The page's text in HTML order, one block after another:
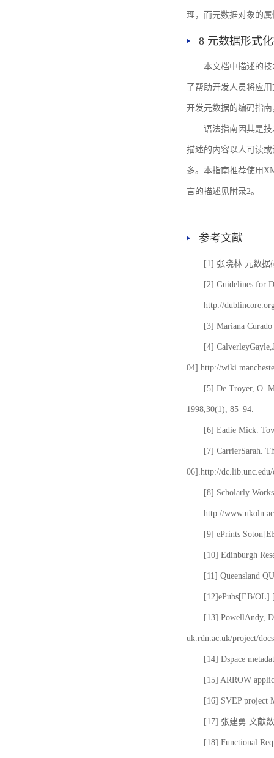
理，而元数据对象的
8 元数据形式
本文档中描述的
了帮助开发人员将应
开发元数据的编码指
语法指南因其是
描述的内容以人可读
多。本指南推荐使用
言的描述见附录2。
参考文献
[1] 张晓林.元数据
[2] Guidelines for
http://
[3] Mariana
[4]
04].http://
[5] De Troyer, O.
1998,30(1), 85–94.
[6] Eadie Mick.
[7] CarrierSarah.
06].http://
[8] Scholarly
http://
[9] ePrints
[10] Edinburgh
[11] Queensland
[12]ePubs[EB/
[13] PowellAndy,
uk.rdn.ac.uk/project/
[14] Dspace
[15] ARROW
[16] SVEP project
[17] 张建勇.文献
[18] Functional